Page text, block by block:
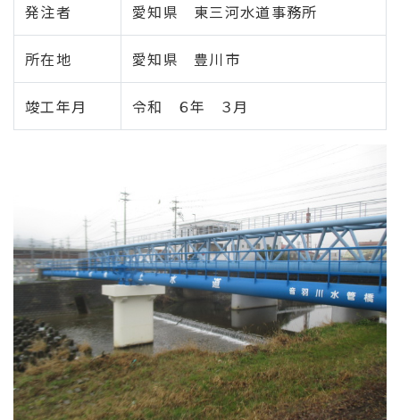
発注者 愛知県 東三河水道事務所
所在地 愛知県 豊川市
竣工年月 令和 ６年 ３月